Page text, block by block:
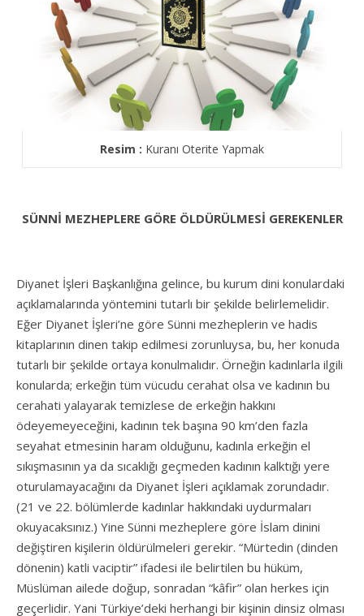
Resim : Kuranı Oterite Yapmak
SÜNNİ MEZHEPLERE GÖRE ÖLDÜRÜLMESİ GEREKENLER
Diyanet İşleri Başkanlığına gelince, bu kurum dini konulardaki
açıklamalarında yöntemini tutarlı bir şekilde belirlemelidir.
Eğer Diyanet İşleri’ne göre Sünni mezheplerin ve hadis
kitaplarının dinen takip edilmesi zorunluysa, bu, her konuda
tutarlı bir şekilde ortaya konulmalıdır. Örneğin kadınlarla ilgili
konularda; erkeğin tüm vücudu cerahat olsa ve kadının bu
cerahati yalayarak temizlese de erkeğin hakkını
ödeyemeyeceğini, kadının tek başına 90 km’den fazla
seyahat etmesinin haram olduğunu, kadınla erkeğin el
sıkışmasının ya da sıcaklığı geçmeden kadının kalktığı yere
oturulamayacağını da Diyanet İşleri açıklamak zorundadır.
(21 ve 22. bölümlerde kadınlar hakkındaki uydurmaları
okuyacaksınız.) Yine Sünni mezheplere göre İslam dinini
değiştiren kişilerin öldürülmeleri gerekir. “Mürtedin (dinden
dönenin) katli vaciptir” ifadesi ile belirtilen bu hüküm,
Müslüman ailede doğup, sonradan “kâfir” olan herkes için
geçerlidir. Yani Türkiye’deki herhangi bir kişinin dinsiz olması